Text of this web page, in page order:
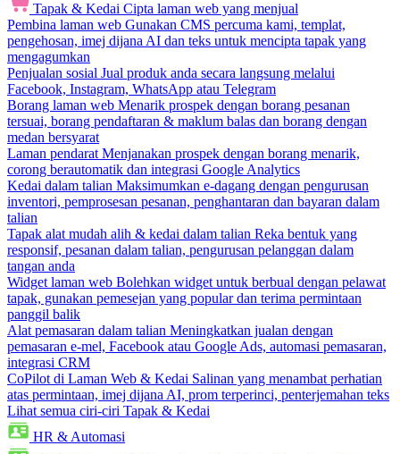
Tapak & Kedai Cipta laman web yang menjual
Pembina laman web Gunakan CMS percuma kami, templat,
pengehosan, imej dijana AI dan teks untuk mencipta tapak yang
mengagumkan
Penjualan sosial Jual produk anda secara langsung melalui
Facebook, Instagram, WhatsApp atau Telegram
Borang laman web Menarik prospek dengan borang pesanan
tersuai, borang pendaftaran & maklum balas dan borang dengan
medan bersyarat
Laman pendarat Menjanakan prospek dengan borang menarik,
corong berautomatik dan integrasi Google Analytics
Kedai dalam talian Maksimumkan e-dagang dengan pengurusan
inventori, pemprosesan pesanan, penghantaran dan bayaran dalam
talian
Tapak alat mudah alih & kedai dalam talian Reka bentuk yang
responsif, pesanan dalam talian, pengurusan pelanggan dalam
tangan anda
Widget laman web Bolehkan widget untuk berbual dengan pelawat
tapak, gunakan pemesejan yang popular dan terima permintaan
panggil balik
Alat pemasaran dalam talian Meningkatkan jualan dengan
pemasaran e-mel, Facebook atau Google Ads, automasi pemasaran,
integrasi CRM
CoPilot di Laman Web & Kedai Salinan yang menambat perhatian
atas permintaan, imej dijana AI, prom terperinci, penterjemahan teks
Lihat semua ciri-ciri Tapak & Kedai
HR & Automasi